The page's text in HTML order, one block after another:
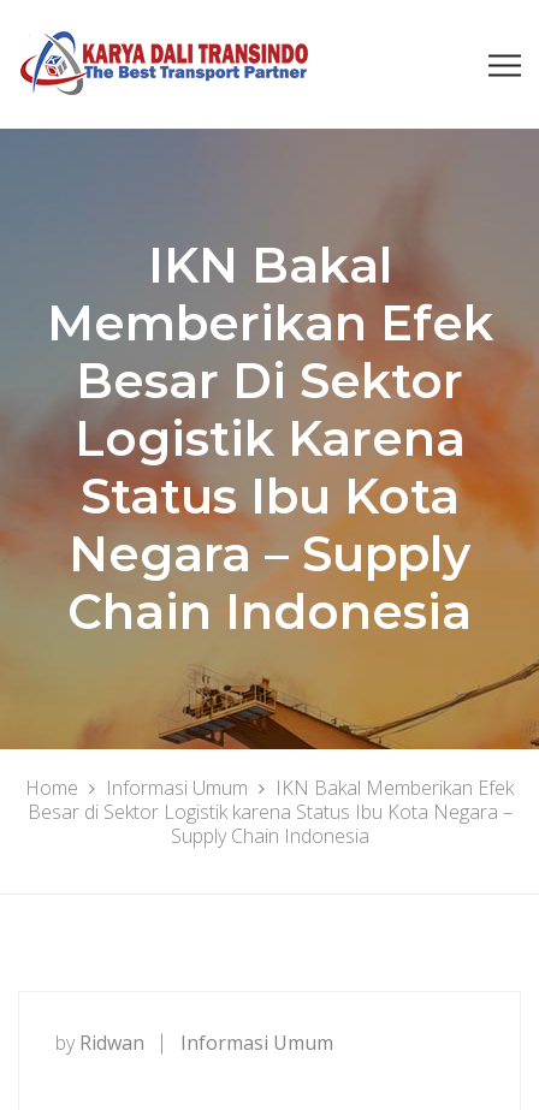
IKN Bakal
Memberikan Efek
Besar Di Sektor
Logistik Karena
Status Ibu Kota
Negara – Supply
Chain Indonesia
Home Informasi Umum
IKN Bakal Memberikan Efek
Besar di Sektor Logistik karena Status Ibu Kota Negara –
Supply Chain Indonesia
by Ridwan Informasi Umum